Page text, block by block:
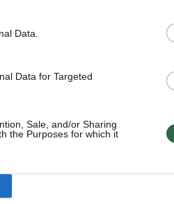
Data.
Data for Targeted
Sale, and/or Sharing
the Purposes for which it
daugiausia – dėl ekologinių